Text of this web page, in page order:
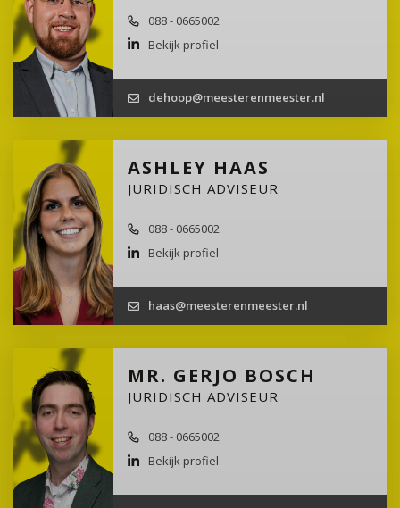
088 - 0665002
Bekijk profiel
dehoop@meesterenmeester.nl
ASHLEY HAAS
JURIDISCH ADVISEUR
088 - 0665002
Bekijk profiel
haas@meesterenmeester.nl
MR. GERJO BOSCH
JURIDISCH ADVISEUR
088 - 0665002
Bekijk profiel